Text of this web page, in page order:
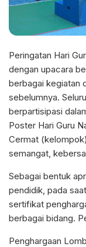
Peringatan Hari
dengan upacara
berbagai kegiatan
sebelumnya.
berpartisipasi
Poster Hari Guru
Cermat
semangat,
Sebagai bentuk
pendidik, pada
sertifikat
berbagai bidang.
Penghargaan